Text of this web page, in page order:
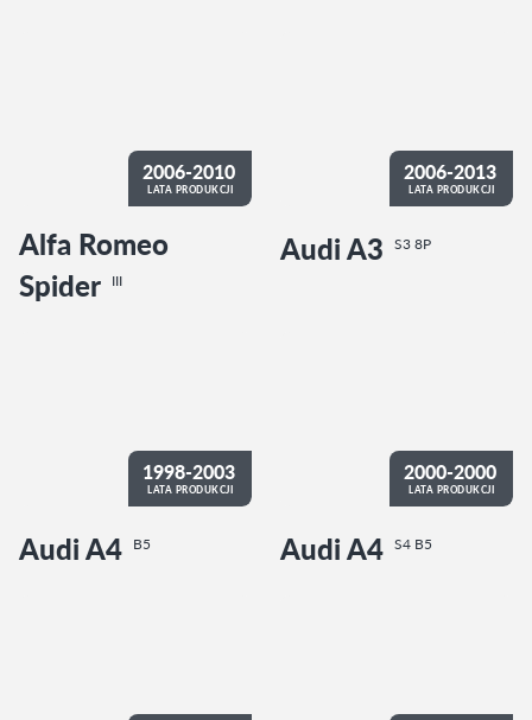
2006-2010
LATA PRODUKCJI
Alfa Romeo
Spider III
2006-2013
LATA PRODUKCJI
Audi A3 S3 8P
1998-2003
LATA PRODUKCJI
Audi A4 B5
2000-2000
LATA PRODUKCJI
Audi A4 S4 B5